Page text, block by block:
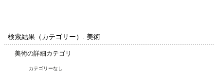
検索結果（カテゴリー）: 美術
美術の詳細カテゴリ
カテゴリーなし